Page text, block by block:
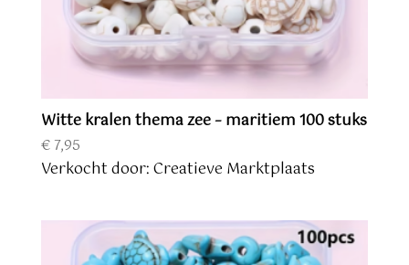
Witte kralen thema zee – maritiem 100 stuks
€7,95
Verkocht door: Creatieve Marktplaats